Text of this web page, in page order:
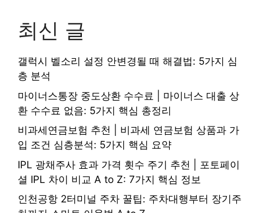
최신 글
갤럭시 벨소리 설정 안변경될 때 해결법: 5가지 심
층 분석
마이너스통장 중도상환 수수료 | 마이너스 대출 상
환 수수료 없음: 5가지 핵심 총정리
비과세연금보험 추천 | 비과세 연금보험 상품과 가
입 조건 심층분석: 5가지 핵심 요약
IPL 광채주사 효과 가격 횟수 주기 추천 | 포토페이
셜 IPL 차이 비교 A to Z: 7가지 핵심 정보
인천공항 2터미널 주차 꿀팁: 주차대행부터 장기주